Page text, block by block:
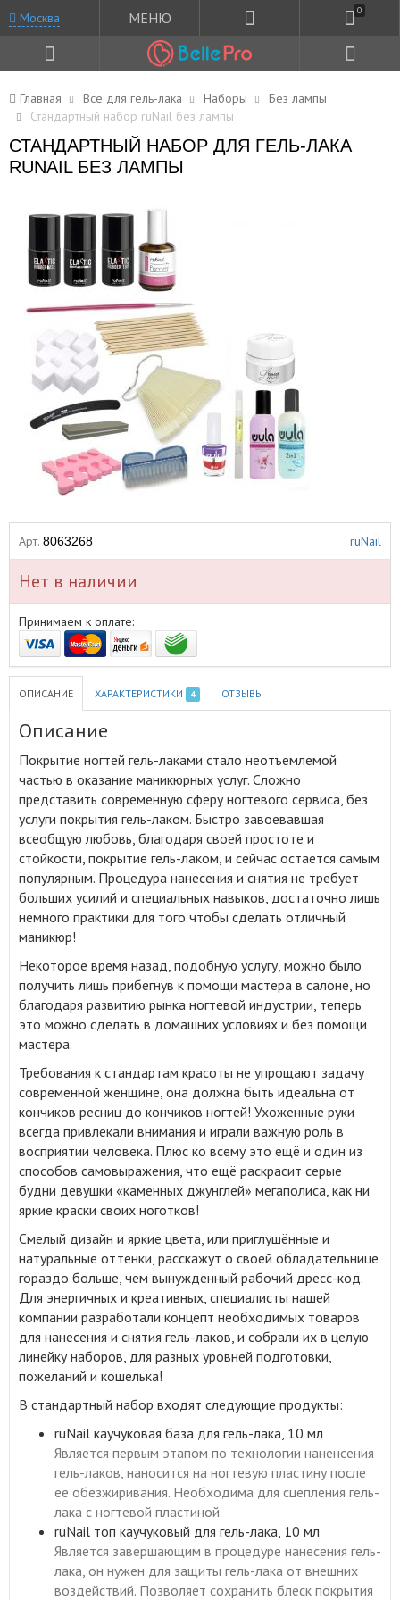
Москва МЕНЮ 0
Главная Все для гель-лака Наборы
Без лампы
Стандартный набор ruNail без лампы
СТАНДАРТНЫЙ НАБОР ДЛЯ ГЕЛЬ-ЛАКА
RUNAIL БЕЗ ЛАМПЫ
Арт. 8063268 ruNail
Нет в наличии
Принимаем к оплате:
ОПИСАНИЕ ХАРАКТЕРИСТИКИ 4 ОТЗЫВЫ
Описание
Покрытие ногтей гель-лаками стало неотъемлемой
частью в оказание маникюрных услуг. Сложно
представить современную сферу ногтевого сервиса, без
услуги покрытия гель-лаком. Быстро завоевавшая
всеобщую любовь, благодаря своей простоте и
стойкости, покрытие гель-лаком, и сейчас остаётся самым
популярным. Процедура нанесения и снятия не требует
больших усилий и специальных навыков, достаточно лишь
немного практики для того чтобы сделать отличный
маникюр!
Некоторое время назад, подобную услугу, можно было
получить лишь прибегнув к помощи мастера в салоне, но
благодаря развитию рынка ногтевой индустрии, теперь
это можно сделать в домашних условиях и без помощи
мастера.
Требования к стандартам красоты не упрощают задачу
современной женщине, она должна быть идеальна от
кончиков ресниц до кончиков ногтей! Ухоженные руки
всегда привлекали внимания и играли важную роль в
восприятии человека. Плюс ко всему это ещё и один из
способов самовыражения, что ещё раскрасит серые
будни девушки «каменных джунглей» мегаполиса, как ни
яркие краски своих ноготков!
Смелый дизайн и яркие цвета, или приглушённые и
натуральные оттенки, расскажут о своей обладательнице
гораздо больше, чем вынужденный рабочий дресс-код.
Для энергичных и креативных, специалисты нашей
компании разработали концепт необходимых товаров
для нанесения и снятия гель-лаков, и собрали их в целую
линейку наборов, для разных уровней подготовки,
пожеланий и кошелька!
В стандартный набор входят следующие продукты:
ruNail каучуковая база для гель-лака, 10 мл
Является первым этапом по технологии наненсения
гель-лаков, наносится на ногтевую пластину после
её обезжиривания. Необходима для сцепления гель-
лака с ногтевой пластиной.
ruNail топ каучуковый для гель-лака, 10 мл
Является завершающим в процедуре нанесения гель-
лака, он нужен для защиты гель-лака от внешних
воздействий. Позволяет сохранить блеск покрытия